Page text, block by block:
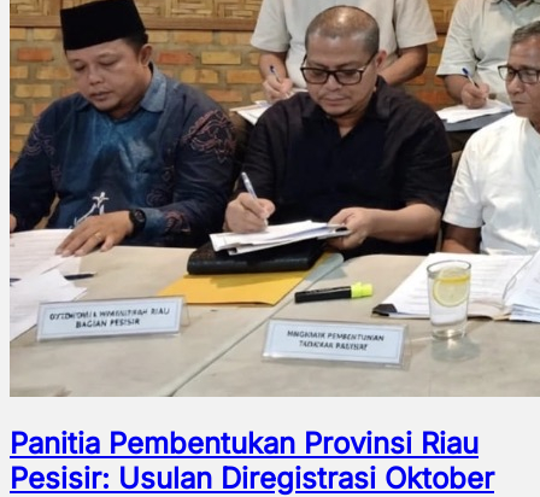
Panitia Pembentukan Provinsi Riau
Pesisir: Usulan Diregistrasi Oktober